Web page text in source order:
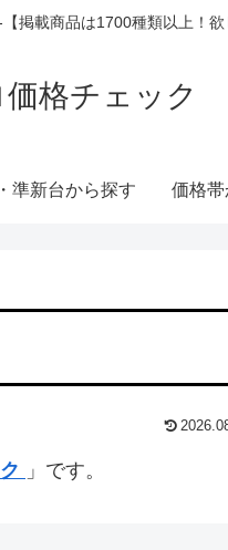
掲載商品は1700種類以上！欲
格チェック
準新台から探す 価格
」です。